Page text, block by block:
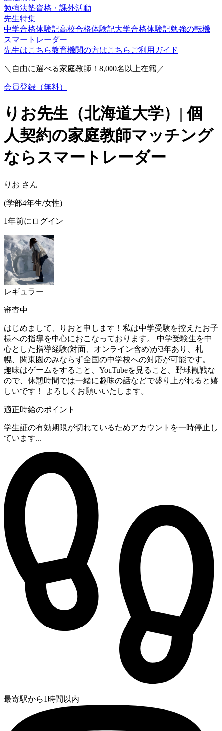
勉強法塾資格・課外活動
先生特集
中学合格体験記高校合格体験記大学合格体験記勉強の転機
スマートレーダー
先生はこちら教育機関の方はこちら ご利用ガイド
＼自由に選べる家庭教師！ 8,000名以上在籍／
会員登録（無料）
りお先生（北海道大学）| 個
人契約の家庭教師マッチング
ならスマートレーダー
りお さん
(学部4年生/女性)
1年前にログイン
レギュラー
審査中
はじめまして、りおと申します！私は中学受験を控えたお子
様への指導を中心におこなっております。 中学受験生を中
心とした指導経験(対面、オンライン含め)が3年あり、札
幌、関東圏のみならず全国の中学校への対応が可能です。
趣味はゲームをすること、YouTubeを見ること、野球観戦な
ので、休憩時間では一緒に趣味の話などで盛り上がれると嬉
しいです！ よろしくお願いいたします。
適正時給のポイント
学生証の有効期限が切れているためアカウントを一時停止し
ています...
最寄駅から1時間以内